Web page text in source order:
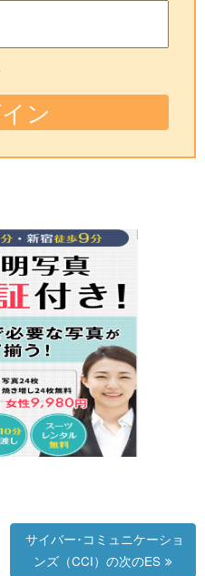
サイバー･コミュニケーショ
ンズ（CCI）の次のES